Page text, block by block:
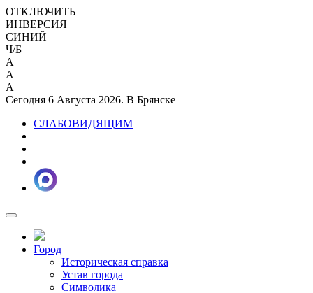
ОТКЛЮЧИТЬ
ИНВЕРСИЯ
СИНИЙ
Ч/Б
A
A
A
Сегодня 6 Августа 2026. В Брянске
СЛАБОВИДЯЩИМ
Город
Историческая справка
Устав города
Символика